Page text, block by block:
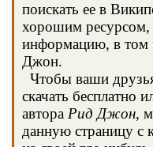
поискать ее в
хорошим
информацию, в том
Джон.
Чтобы ваши
скачать бесплатно
автора Рид Джон,
данную страницу с